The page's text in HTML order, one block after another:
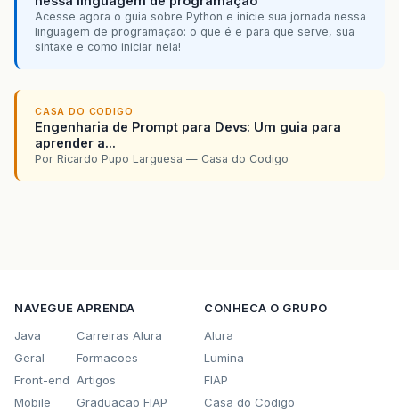
Acesse agora o guia sobre Python e inicie sua jornada nessa
linguagem de programação: o que é e para que serve, sua
sintaxe e como iniciar nela!
CASA DO CODIGO
Engenharia de Prompt para Devs: Um guia para
aprender a...
Por Ricardo Pupo Larguesa — Casa do Codigo
NAVEGUE
Java
Geral
Front-end
Mobile
APRENDA
Carreiras Alura
Formacoes
Artigos
Graduacao FIAP
CONHECA O GRUPO
Alura
Lumina
FIAP
Casa do Codigo